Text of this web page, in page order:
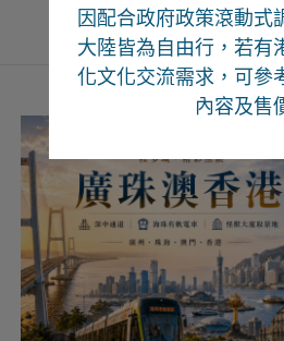
因配合政府政策滾動式
大陸皆為自由行，若有
化文化交流需求，可參
內容及售